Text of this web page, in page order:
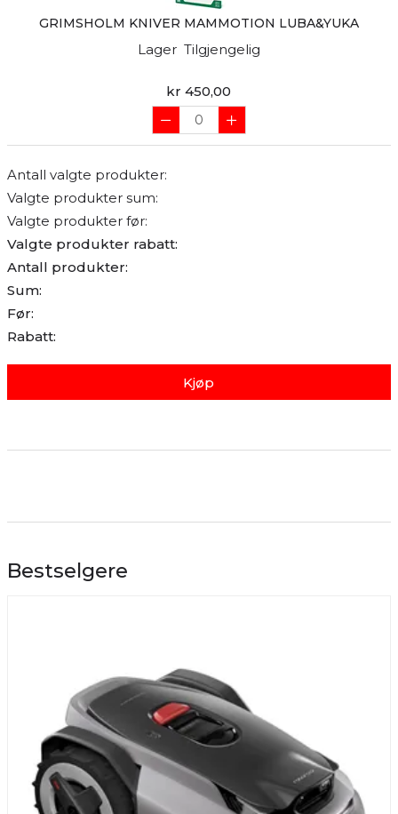
GRIMSHOLM KNIVER MAMMOTION LUBA&YUKA
Lager Tilgjengelig
kr 450,00
Antall valgte produkter:
Valgte produkter sum:
Valgte produkter før:
Valgte produkter rabatt:
Antall produkter:
Sum:
Før:
Rabatt:
Kjøp
Bestselgere